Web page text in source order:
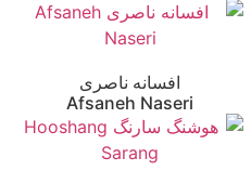
افسانه ناصری
Afsaneh Naseri